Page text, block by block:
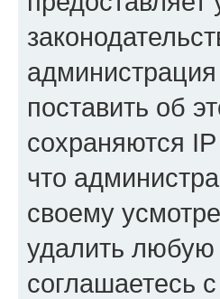
поставить об
сохраняются
что
своему
удалить
соглашаетесь